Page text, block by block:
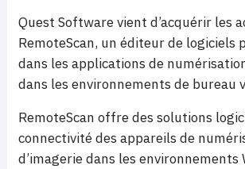
Quest Software vient d’acquérir les
RemoteScan, un éditeur de logiciels
dans les applications de
dans les environnements de bureau
RemoteScan offre des solutions
connectivité des appareils de
d’imagerie dans les environnements